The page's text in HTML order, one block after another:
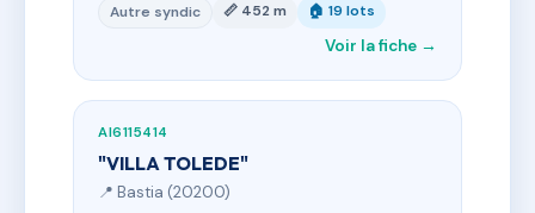
Autre syndic 📏 452 m 🏠 19 lots
Voir la fiche →
AI6115414
"VILLA TOLEDE"
📍 Bastia (20200)